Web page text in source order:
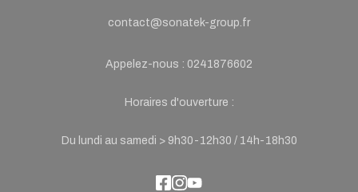
contact@sonatek-group.fr
Appelez-nous : 0241876602
Horaires d'ouverture :
Du lundi au samedi > 9h30-12h30 / 14h-18h30